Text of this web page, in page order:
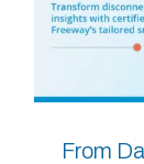
From